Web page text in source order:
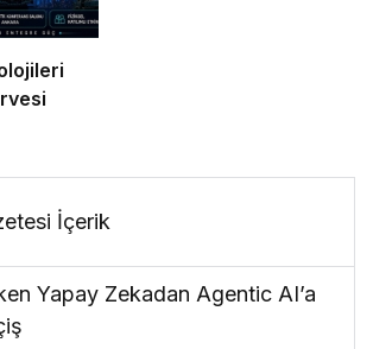
İçerik
Yapay Zekadan Agentic AI’a